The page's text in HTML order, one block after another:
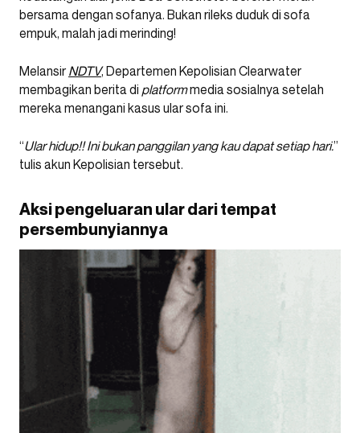
bersama dengan sofanya. Bukan rileks duduk di sofa
empuk, malah jadi merinding!
Melansir NDTV, Departemen Kepolisian Clearwater
membagikan berita di platformmedia sosialnya setelah
mereka menangani kasus ular sofa ini.
“Ular hidup!! Ini bukan panggilan yang kau dapat setiap hari.”
tulis akun Kepolisian tersebut.
Aksi pengeluaran ular dari tempat
persembunyiannya